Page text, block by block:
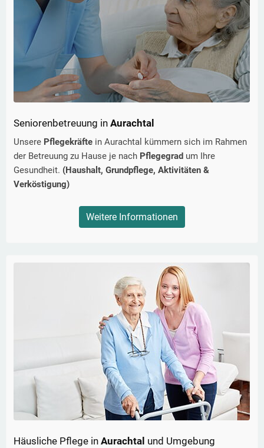
Seniorenbetreuung in Aurachtal
Unsere Pflegekräfte in Aurachtal kümmern sich im Rahmen
der Betreuung zu Hause je nach Pflegegrad um Ihre
Gesundheit. (Haushalt, Grundpflege, Aktivitäten &
Verköstigung)
Weitere Informationen
Häusliche Pflege in Aurachtal und Umgebung